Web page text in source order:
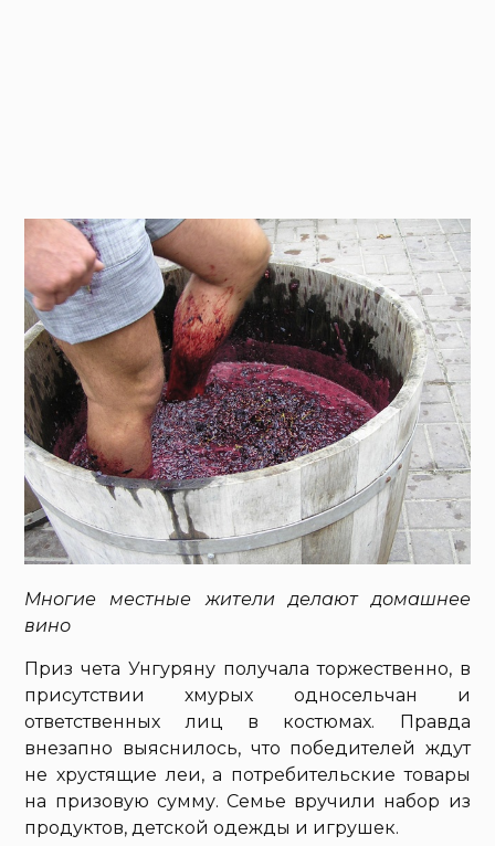
Многие местные жители делают домашнее
вино
Приз чета Унгуряну получала торжественно, в
присутствии хмурых односельчан и
ответственных лиц в костюмах. Правда
внезапно выяснилось, что победителей ждут
не хрустящие леи, а потребительские товары
на призовую сумму. Семье вручили набор из
продуктов, детской одежды и игрушек.